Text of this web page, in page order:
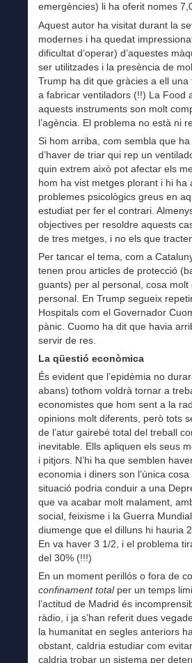
emergències) li ha oferit nomes
Aquest autor ha visitat durant la
modernes i ha quedat
dificultat d’operar) d’aquestes
ser utilitzades i la presència de
Trump ha dit que gràcies a ell
a fabricar ventiladors (!!) La Food
aquests instruments son molt
l’agència. El problema no està ni
Si hom arriba, com sembla que
d’haver de triar qui rep un
quin extrem això pot afectar els
hom ha vist metges plorant i hi
problemes psicològics greus en
estudiat per fer el contrari.
objectives per resoldre aquests
de tres metges, i no els que
Per tancar el tema, com a
tenen prou articles de protecció
guants) per al personal, cosa
personal. En Trump segueix
Hospitals com el Governador
pànic. Cuomo ha dit que havia
servir de res.
La qüestió econòmica
És evident que l’epidèmia no
abans) tothom voldrà tornar a
economistes que hom sent a la
opinions molt diferents, però tots
de l’atur gairebé total del treball
inevitable. Ells apliquen els seus
i pitjors. N’hi ha que semblen
economia i diners son l’única
situació podria conduir a una
que va acabar molt malament,
social, feixisme i la Guerra
diumenge que el dilluns hi hauria
En va haver 3 1/2, i el problema
del 30% (!!!)
En un moment perillós o fora de
confinament totalper un temps
l’actitud de Madrid és
ràdio, i ja s’han referit dues
la humanitat en segles anteriors
obstant, caldria estudiar com
caldria trobar un sistema per